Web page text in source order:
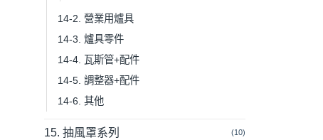
14-2. 營業用爐具
14-3. 爐具零件
14-4. 瓦斯管+配件
14-5. 調整器+配件
14-6. 其他
15. 抽風罩系列 (10)